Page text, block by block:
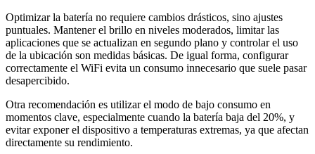
Optimizar la batería no requiere cambios drásticos, sino ajustes
puntuales. Mantener el brillo en niveles moderados, limitar las
aplicaciones que se actualizan en segundo plano y controlar el uso
de la ubicación son medidas básicas. De igual forma, configurar
correctamente el WiFi evita un consumo innecesario que suele pasar
desapercibido.
Otra recomendación es utilizar el modo de bajo consumo en
momentos clave, especialmente cuando la batería baja del 20%, y
evitar exponer el dispositivo a temperaturas extremas, ya que afectan
directamente su rendimiento.